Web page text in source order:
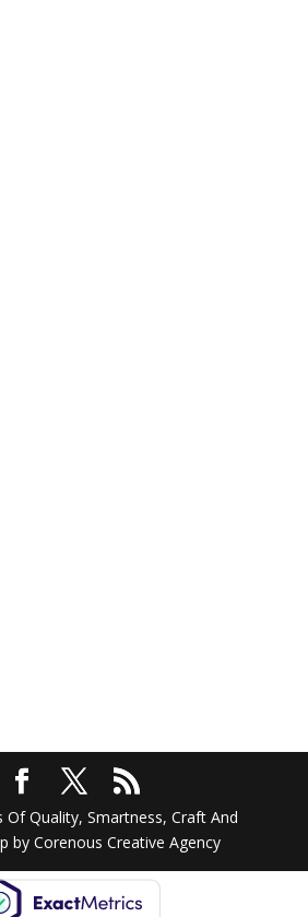
Of Quality, Smartness, Craft And
by Corenous Creative Agency